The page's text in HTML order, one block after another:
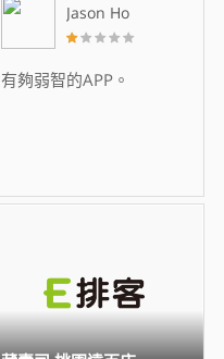
Jason Ho
有夠弱智的APP。